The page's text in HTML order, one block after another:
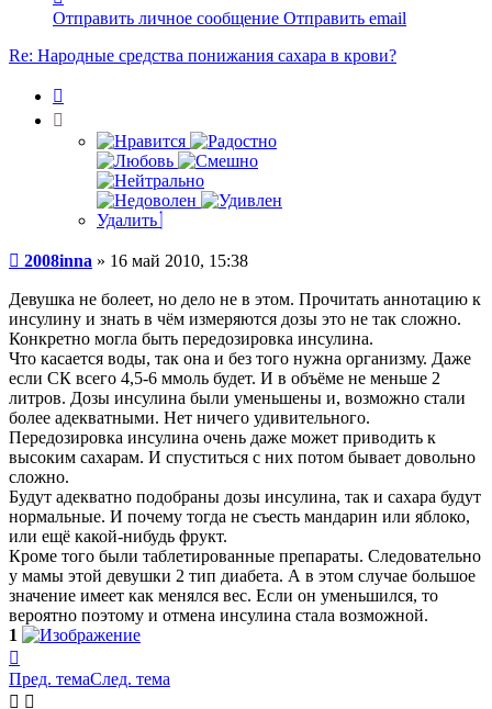
информация
пользователя
2008inna
Отправить личное сообщение Отправить email
Re: Народные средства понижания сахара в крови?
Удалить
Сообщение
2008inna » 16 май 2010, 15:38
Девушка не болеет, но дело не в этом. Прочитать аннотацию к
инсулину и знать в чём измеряются дозы это не так сложно.
Конкретно могла быть передозировка инсулина.
Что касается воды, так она и без того нужна организму. Даже
если СК всего 4,5-6 ммоль будет. И в объёме не меньше 2
литров. Дозы инсулина были уменьшены и, возможно стали
более адекватными. Нет ничего удивительного.
Передозировка инсулина очень даже может приводить к
высоким сахарам. И спуститься с них потом бывает довольно
сложно.
Будут адекватно подобраны дозы инсулина, так и сахара будут
нормальные. И почему тогда не съесть мандарин или яблоко,
или ещё какой-нибудь фрукт.
Кроме того были таблетированные препараты. Следовательно
у мамы этой девушки 2 тип диабета. А в этом случае большое
значение имеет как менялся вес. Если он уменьшился, то
вероятно поэтому и отмена инсулина стала возможной.
1
к
началу
Пред. темаСлед. тема